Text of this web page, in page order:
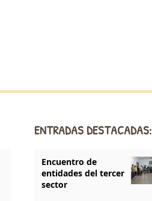
ENTRADAS DESTACADAS:
Encuentro de
entidades del tercer
sector